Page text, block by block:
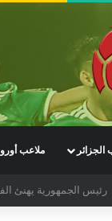
الجزائر ملاعب
كأس أمم إفريقيا للسيدات 2026 (كوت ديفوار 1 – الجزائر 2): تأهل تاريخي مزدوج إلى نصف النهائي وإلى نهائيات كأس العالم